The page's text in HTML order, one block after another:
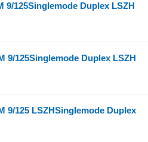
9/125Singlemode Duplex LSZH
9/125Singlemode Duplex LSZH
9/125 LSZHSinglemode Duplex